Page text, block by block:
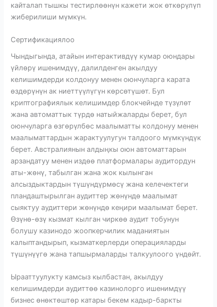
кайталап тышкы тестирлөөнүн кажети жок өткөрүлүп
жиберилиши мүмкүн.
Сертификациялоо
Чындыгында, атайын интерактивдүү кумар оюндары
үйлөрү ишенимдүү, далилденген акылдуу
келишимдерди колдонуу менен оюнчуларга карата
өздөрүнүн ак ниеттүүлүгүн көрсөтүшөт. Бул
криптографиялык келишимдер блокчейнде түзүлөт
жана автоматтык түрдө натыйжаларды берет, бул
оюнчуларга өзгөрүлбөс маалыматты колдонуу менен
маалыматтардын жарактуулугун талдоого мүмкүндүк
берет. Австралиянын алдыңкы оюн автоматтарын
арзандатуу менен издөө платформалары аудитордун
аты-жөнү, табылган жана жок кылынган
алсыздыктардын түшүндүрмөсү жана келечектеги
пландаштырылган аудиттер жөнүндө маалымат
сыяктуу аудиттери жөнүндө кеңири маалымат берет.
Өзүнө-өзү кызмат кылган чиркөө аудит тобунун
болушу казинодо жоопкерчилик маданиятын
калыптандырып, кызматкерлерди операцияларды
түшүнүүгө жана тапшырмаларды талкуулоого үндөйт.
Ырааттуулукту камсыз кылбастан, акылдуу
келишимдерди аудиттөө казинолорго ишенимдүү
бизнес өнөктөштөр катары бекем кадыр-баркты